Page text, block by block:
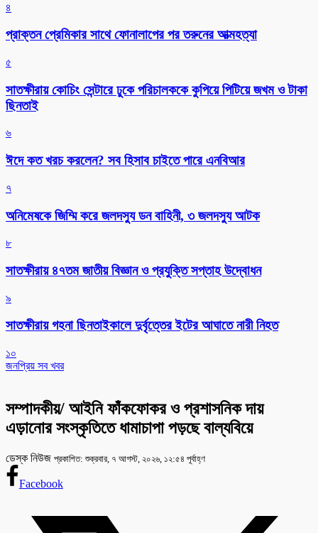
৪
প্রাক্তন প্রেমিকার সাথে ফোনালাপের পর তরুনের আত্মহত্যা
৫
সাতক্ষীরায় কোচিং সেন্টারে ঢুকে পরিচালককে কুপিয়ে পিটিয়ে জখম ও টাকা
ছিনতাই
৬
ঈদে কত খরচ করলেন? সব হিসাব চাইতে পারে এনবিআর
৭
অনিমেষকে জিম্মি করে জলদস্যু ডন বাহিনী, ৩ জলদস্যু আটক
৮
সাতক্ষীরায় ৪৭তম জাতীয় বিজ্ঞান ও প্রযুক্তি সপ্তাহ উদ্বোধন
৯
সাতক্ষীরায় গহনা ছিনতাইকালে দুর্বৃত্তের ইটের আঘাতে নারী নিহত
১০
জনপ্রিয় সব খবর
সম্পাদকীয়/ আইনি ফাঁকফোকর ও প্রশাসনিক দায়
এড়ানোর সংস্কৃতিতে ধামাচাপা পড়ছে বাল্যবিয়ে
ডেস্ক নিউজ প্রকাশিত: শুক্রবার, ৭ আগস্ট, ২০২৬, ১২:৫৪ পূর্বাহ্ণ
Facebook